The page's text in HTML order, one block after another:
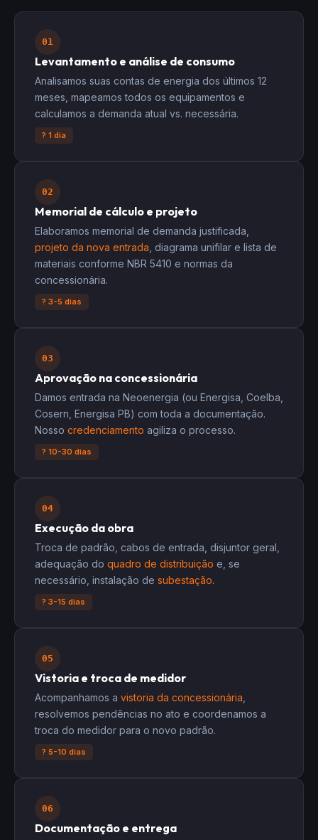
01
Levantamento e análise de consumo
Analisamos suas contas de energia dos últimos 12
meses, mapeamos todos os equipamentos e
calculamos a demanda atual vs. necessária.
? 1 dia
02
Memorial de cálculo e projeto
Elaboramos memorial de demanda justificada,
projeto da nova entrada , diagrama unifilar e lista de
materiais conforme NBR 5410 e normas da
concessionária.
? 3-5 dias
03
Aprovação na concessionária
Damos entrada na Neoenergia (ou Energisa, Coelba,
Cosern, Energisa PB) com toda a documentação.
Nosso credenciamento agiliza o processo.
? 10-30 dias
04
Execução da obra
Troca de padrão, cabos de entrada, disjuntor geral,
adequação do quadro de distribuição e, se
necessário, instalação de subestação.
? 3-15 dias
05
Vistoria e troca de medidor
Acompanhamos a vistoria da concessionária
resolvemos pendências no ato e coordenamos a
troca do medidor para o novo padrão.
? 5-10 dias
06
Documentação e entrega